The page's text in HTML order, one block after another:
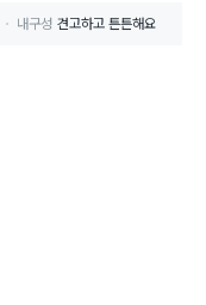
내구성 견고하고 튼튼해요